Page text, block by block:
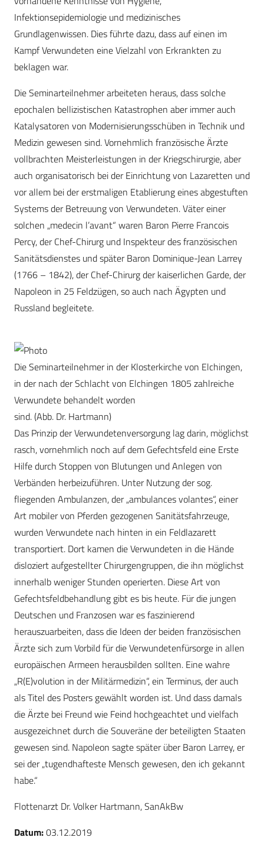
Infektionsepidemiologie und medizinisches
Grundlagenwissen. Dies führte dazu, dass auf einen im
Kampf Verwundeten eine Vielzahl von Erkrankten zu
beklagen war.
Die Seminarteilnehmer arbeiteten heraus, dass solche
epochalen bellizistischen Katastrophen aber immer auch
Katalysatoren von Modernisierungsschüben in Technik und
Medizin gewesen sind. Vornehmlich französische Ärzte
vollbrachten Meisterleistungen in der Kriegschirurgie, aber
auch organisatorisch bei der Einrichtung von Lazaretten und
vor allem bei der erstmaligen Etablierung eines abgestuften
Systems der Betreuung von Verwundeten. Väter einer
solchen „medecin l’avant“ waren Baron Pierre ­Francois
Percy, der Chef-­Chirurg und Inspekteur des französischen
Sanitätsdienstes und später Baron Dominique-Jean Larrey
(1766 – 1842), der Chef-Chirurg der kaiserlichen Garde, der
Napoleon in 25 Feldzügen, so auch nach Ägypten und
Russland begleitete.
Die Seminarteilnehmer in der Klosterkirche von Elchingen,
in der nach der Schlacht von Elchingen 1805 zahlreiche
Verwundete behandelt worden
sind. (Abb. Dr. Hartmann)
Das Prinzip der Verwundetenversorgung lag darin, möglichst
rasch, vornehmlich noch auf dem Gefechtsfeld eine Erste
Hilfe durch Stoppen von Blutungen und Anlegen von
Verbänden herbeizuführen. Unter Nutzung der sog.
fliegenden Ambulanzen, der „ambulances volantes“, einer
Art mobiler von Pferden gezogenen Sanitätsfahrzeuge,
wurden Verwundete nach hinten in ein Feldlazarett
transportiert. Dort kamen die Verwundeten in die Hände
disloziert aufgestellter Chirurgengruppen, die ihn möglichst
innerhalb weniger Stunden operierten. Diese Art von
Gefechtsfeldbehandlung gibt es bis heute. Für die jungen
Deutschen und Franzosen war es faszinierend
herauszuarbeiten, dass die Ideen der beiden französischen
Ärzte sich zum Vorbild für die Verwundetenfürsorge in allen
europäischen Armeen herausbilden sollten. Eine wahre
„R(E)volution in der Militärmedizin“, ein Terminus, der auch
als Titel des Posters gewählt worden ist. Und dass damals
die Ärzte bei Freund wie Feind hochgeachtet und vielfach
ausgezeichnet durch die Souveräne der beteiligten Staaten
gewesen sind. Napoleon sagte später über Baron Larrey, er
sei der „tugendhafteste Mensch gewesen, den ich gekannt
habe.“
Flottenarzt Dr. Volker Hartmann, SanAkBw
Datum:03.12.2019